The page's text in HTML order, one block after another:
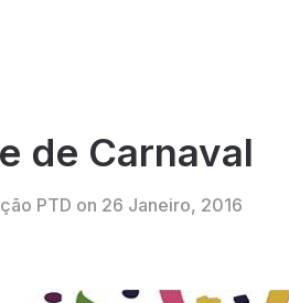
de Carnaval
PTD on 26 Janeiro, 2016